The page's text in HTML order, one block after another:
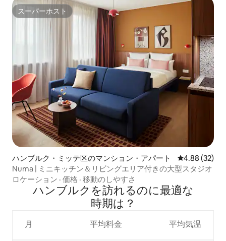
スーパーホスト
スーパーホスト
ハンブルク・ミッテ区のマンション・アパート レビュー32
4.88 (32)
Numa | ミニキッチン＆リビングエリア付きの大型スタジオ
ロケーション · 価格 · 移動のしやすさ
ハンブルクを訪⁠れ⁠るの⁠に最⁠適⁠な
時⁠期⁠は⁠？
月 平均料金 平均気温